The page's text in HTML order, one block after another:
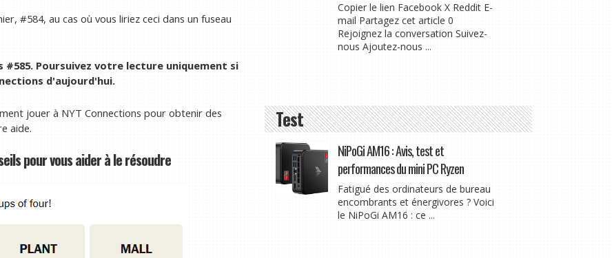
#584, au cas où vous liriez ceci dans un fuseau
Poursuivez votre lecture uniquement si
d'aujourd'hui.
jouer à NYT Connections pour obtenir des
aide.
pour vous aider à le résoudre
Copier le lien Facebook X Reddit E-
mail Partagez cet article 0
Rejoignez la conversation Suivez-
nous Ajoutez-nous ...
Test
NiPoGi AM16 : Avis, test et
performances du mini PC Ryzen
Fatigué des ordinateurs de bureau
encombrants et énergivores ? Voici
le NiPoGi AM16 : ce ...